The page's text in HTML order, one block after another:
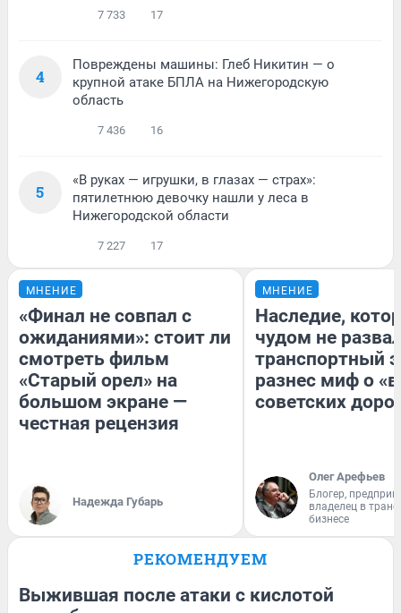
7 733 17
4
Повреждены машины: Глеб Никитин — о
крупной атаке БПЛА на Нижегородскую
область
7 436 16
5
«В руках — игрушки, в глазах — страх»:
пятилетнюю девочку нашли у леса в
Нижегородской области
7 227 17
МНЕНИЕ
«Финал не совпал с
ожиданиями»: стоит ли
смотреть фильм
«Старый орел» на
большом экране —
честная рецензия
Надежда Губарь
МНЕНИЕ
Наследие,
чудом не
транспортный
разнес миф о
советских
Олег Арефьев
Блогер,
владелец в
бизнесе
РЕКОМЕНДУЕМ
Выжившая после атаки с кислотой